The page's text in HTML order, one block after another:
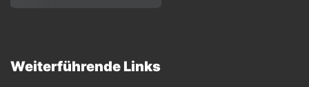
Weiterführende Links